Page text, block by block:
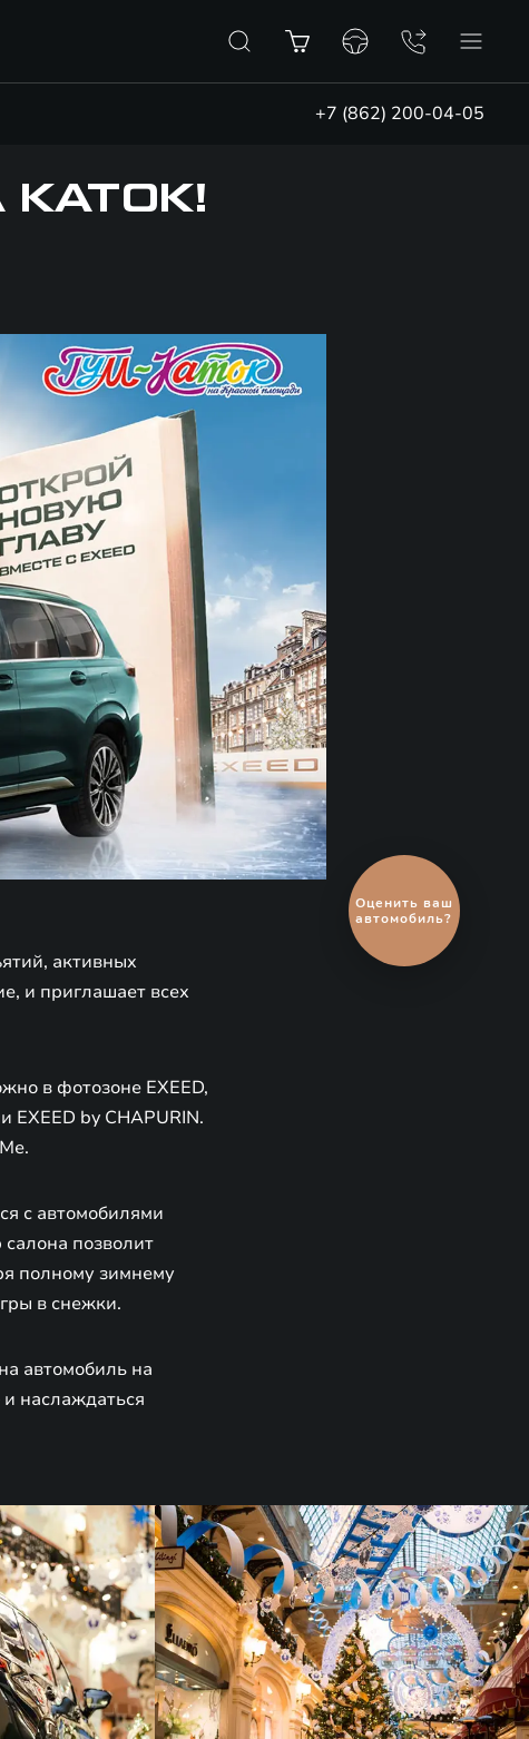
+7 (862) 200-04-05
КАТОК!
активных
и приглашает всех
в фотозоне EXEED,
by CHAPURIN.
с автомобилями
позволит
полному зимнему
в снежки.
автомобиль на
наслаждаться
обмен
автомобиля